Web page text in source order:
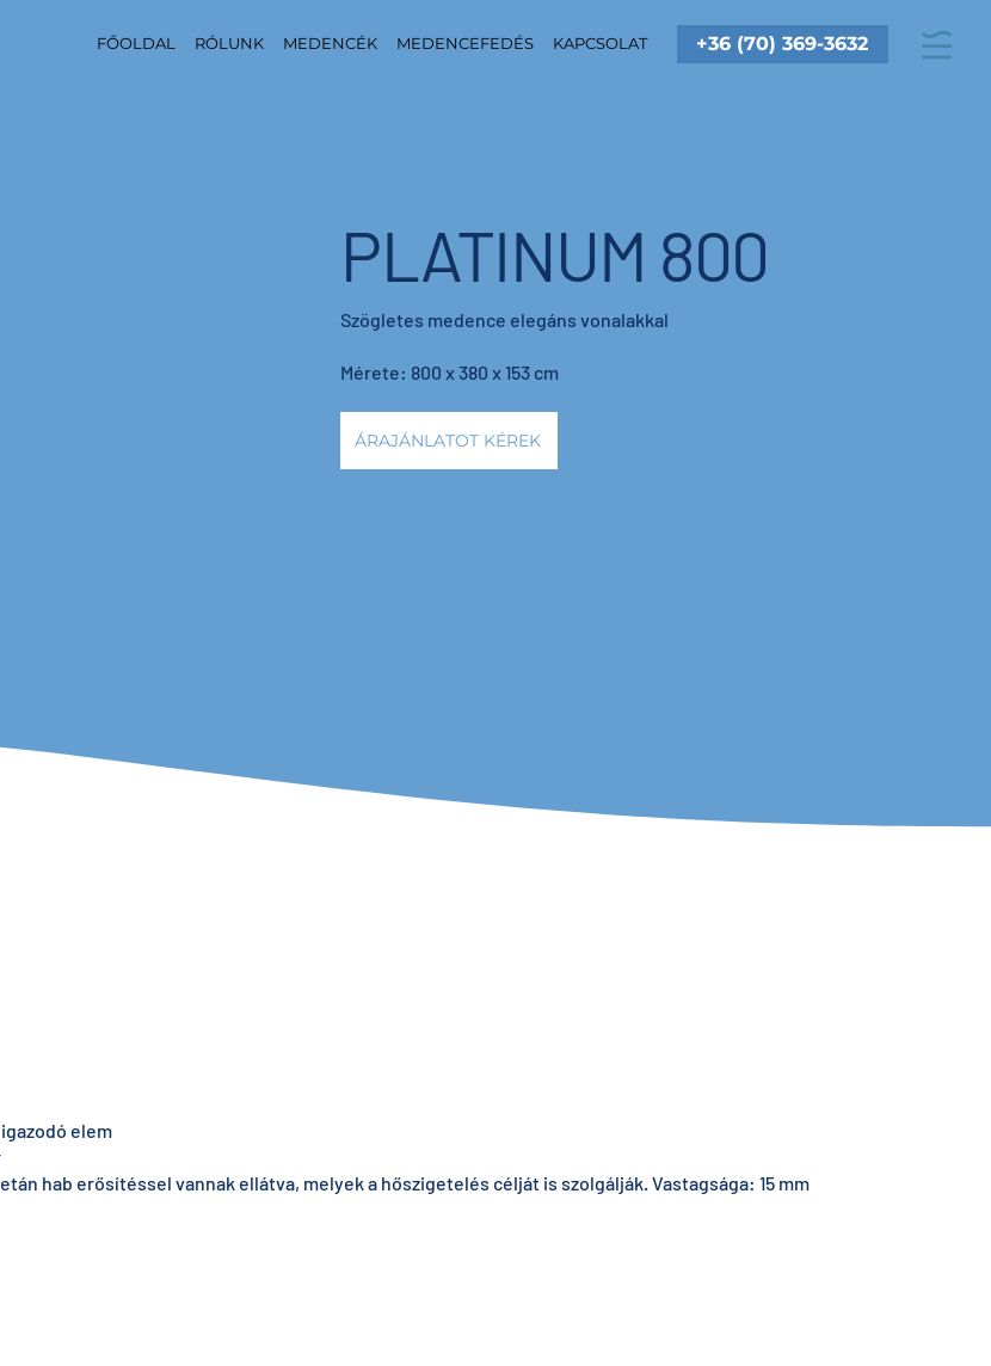
FŐOLDAL RÓLUNK MEDENCÉK MEDENCEFEDÉS KAPCSOLAT +36 (70) 369-3632
PLATINUM 800
Szögletes medence elegáns vonalakkal
Mérete: 800 x 380 x 153 cm
ÁRAJÁNLATOT KÉREK
elem
hab erősítéssel vannak ellátva, melyek a hőszigetelés célját is szolgálják. Vastagsága: 15 mm